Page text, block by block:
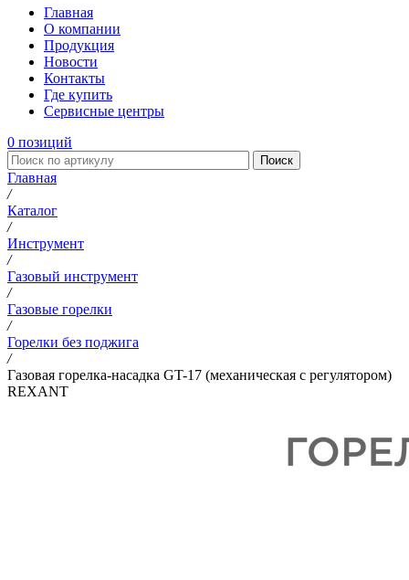
Главная
О компании
Продукция
Новости
Контакты
Где купить
Сервисные центры
0 позиций
Поиск
Главная
/
Каталог
/
Инструмент
/
Газовый инструмент
/
Газовые горелки
/
Горелки без поджига
/
Газовая горелка-насадка GT-17 (механическая с регулятором)
REXANT